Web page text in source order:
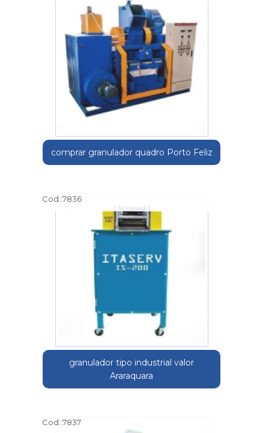
comprar granulador quadro Porto Feliz
Cod.:7836
granulador tipo industrial valor
Araraquara
Cod.:7837